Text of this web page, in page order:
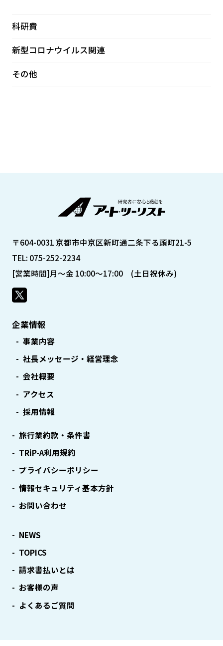
科研費
新型コロナウイルス関連
その他
〒604-0031 京都市中京区新町通二条下る頭町21-5
TEL: 075-252-2234
[営業時間]月～金 10:00～17:00 (土日祝休み)
企業情報
事業内容
社長メッセージ・経営理念
会社概要
アクセス
採用情報
旅行業約款・条件書
TRiP-A利用規約
プライバシーポリシー
情報セキュリティ基本方針
お問い合わせ
NEWS
TOPICS
請求書払いとは
お客様の声
よくあるご質問